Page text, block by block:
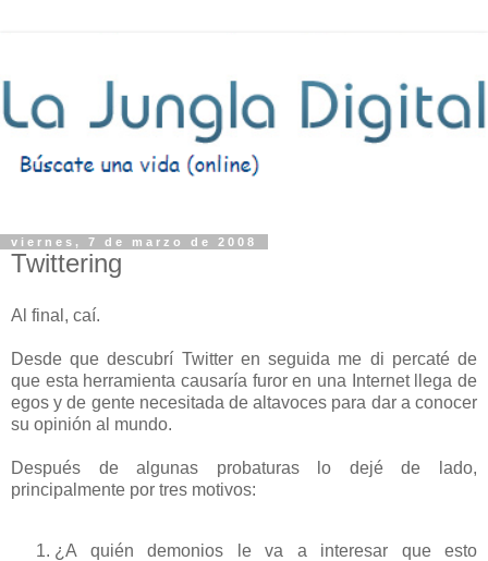
viernes, 7 de marzo de 2008
Twittering
Al final, caí.
Desde que descubrí Twitter en seguida me di percaté de
que esta herramienta causaría furor en una Internet llega de
egos y de gente necesitada de altavoces para dar a conocer
su opinión al mundo.
Después de algunas probaturas lo dejé de lado,
principalmente por tres motivos:
¿A quién demonios le va a interesar que esto